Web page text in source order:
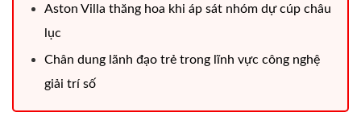
Aston Villa thăng hoa khi áp sát nhóm dự cúp châu
lục
Chân dung lãnh đạo trẻ trong lĩnh vực công nghệ
giải trí số